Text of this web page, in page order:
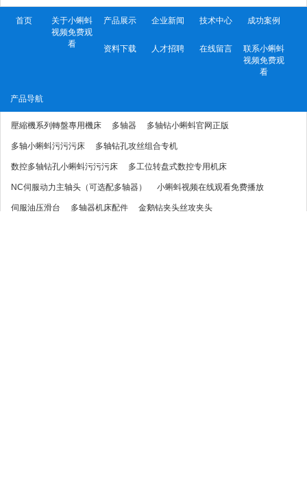
首页
关于小蝌蚪
视频免费观
看
产品展示 企业新闻 技术中心 成功案例
资料下载 人才招聘 在线留言
联系小蝌蚪
视频免费观
看
产品导航
壓縮機系列轉盤專用機床 多轴器 多轴钻小蝌蚪官网正版
多轴小蝌蚪污污污床 多轴钻孔攻丝组合专机
数控多轴钻孔小蝌蚪污污污床 多工位转盘式数控专用机床
NC伺服动力主轴头（可选配多轴器） 小蝌蚪视频在线观看免费播放
伺服油压滑台 多轴器机床配件 金鹅钻夹头丝攻夹头